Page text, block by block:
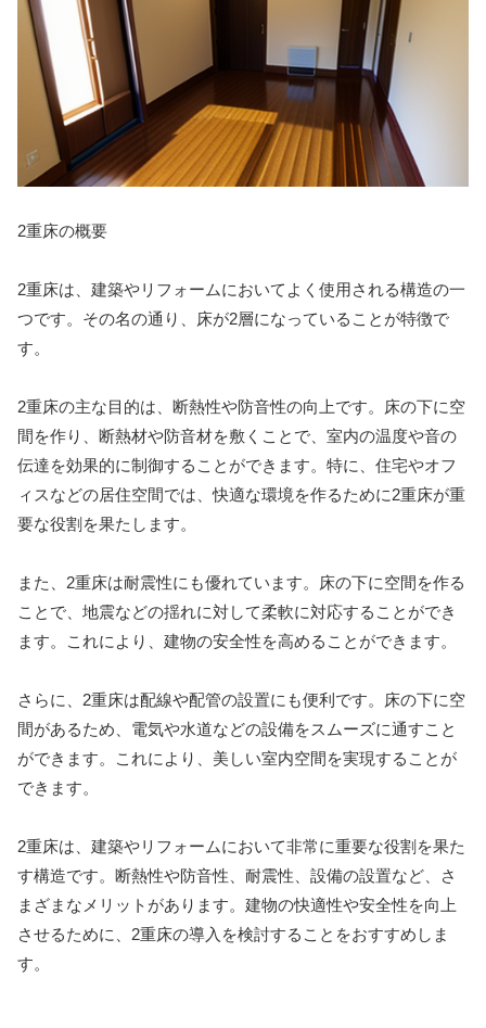
2重床の概要
2重床は、建築やリフォームにおいてよく使用される構造の一
つです。その名の通り、床が2層になっていることが特徴で
す。
2重床の主な目的は、断熱性や防音性の向上です。床の下に空
間を作り、断熱材や防音材を敷くことで、室内の温度や音の
伝達を効果的に制御することができます。特に、住宅やオフ
ィスなどの居住空間では、快適な環境を作るために2重床が重
要な役割を果たします。
また、2重床は耐震性にも優れています。床の下に空間を作る
ことで、地震などの揺れに対して柔軟に対応することができ
ます。これにより、建物の安全性を高めることができます。
さらに、2重床は配線や配管の設置にも便利です。床の下に空
間があるため、電気や水道などの設備をスムーズに通すこと
ができます。これにより、美しい室内空間を実現することが
できます。
2重床は、建築やリフォームにおいて非常に重要な役割を果た
す構造です。断熱性や防音性、耐震性、設備の設置など、さ
まざまなメリットがあります。建物の快適性や安全性を向上
させるために、2重床の導入を検討することをおすすめしま
す。